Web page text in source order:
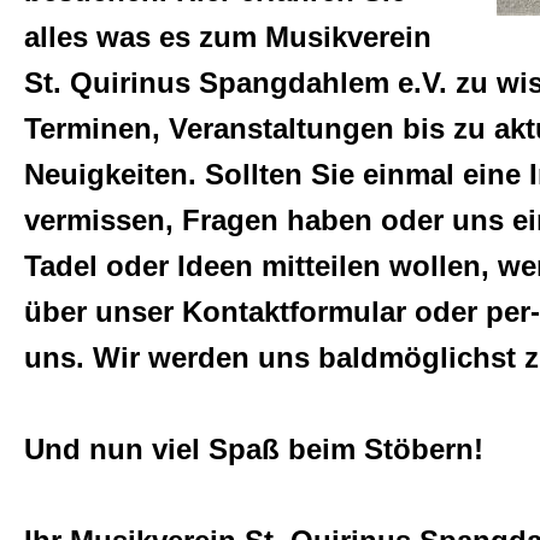
Events
Ausbildung
Internes
Sitemap
Allgemein
Haftungsausschluss
alles was es zum Musikverein
St. Quirinus Spangdahlem e.V. zu
Terminen, Veranstaltungen bis zu
Neuigkeiten. Sollten Sie einmal eine
vermissen, Fragen haben oder uns
Tadel oder Ideen mitteilen wollen,
über unser Kontaktformular oder
uns. Wir werden uns baldmöglichst
Und nun viel Spaß beim Stöbern!